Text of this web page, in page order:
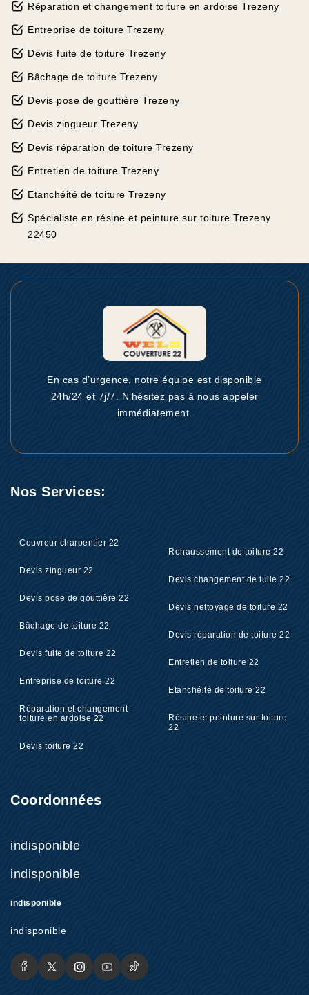
Réparation et changement toiture en ardoise Trezeny
Entreprise de toiture Trezeny
Devis fuite de toiture Trezeny
Bâchage de toiture Trezeny
Devis pose de gouttière Trezeny
Devis zingueur Trezeny
Devis réparation de toiture Trezeny
Entretien de toiture Trezeny
Etanchéité de toiture Trezeny
Spécialiste en résine et peinture sur toiture Trezeny
22450
En cas d’urgence, notre équipe est disponible
24h/24 et 7j/7. N’hésitez pas à nous appeler
immédiatement.
Nos Services:
Couvreur charpentier 22
Devis zingueur 22
Devis pose de gouttière 22
Bâchage de toiture 22
Devis fuite de toiture 22
Entreprise de toiture 22
Réparation et changement
toiture en ardoise 22
Devis toiture 22
Rehaussement de toiture 22
Devis changement de tuile 22
Devis nettoyage de toiture 22
Devis réparation de toiture 22
Entretien de toiture 22
Etanchéité de toiture 22
Résine et peinture sur toiture
22
Coordonnées
indisponible
indisponible
indisponible
indisponible